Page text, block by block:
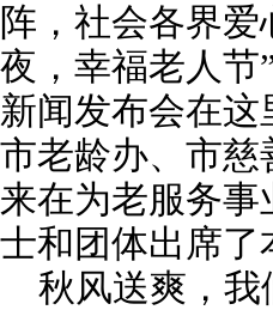
阵，社会各界
夜，幸福老人节
新闻发布会在
市老龄办、市
来在为老服务
士和团体出席了
秋风送爽，我